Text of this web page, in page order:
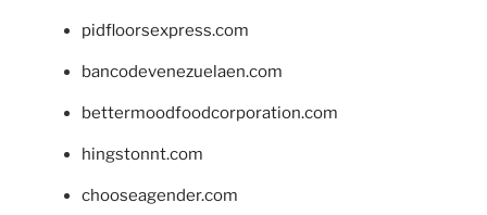
pidfloorsexpress.com
bancodevenezuelaen.com
bettermoodfoodcorporation.com
hingstonnt.com
chooseagender.com